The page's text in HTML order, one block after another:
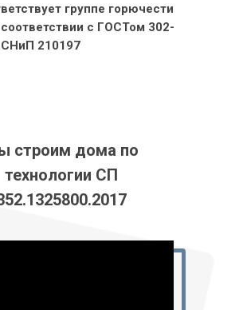
группе горючести
с ГОСТом 302-
210197
строим дома по
технологии СП